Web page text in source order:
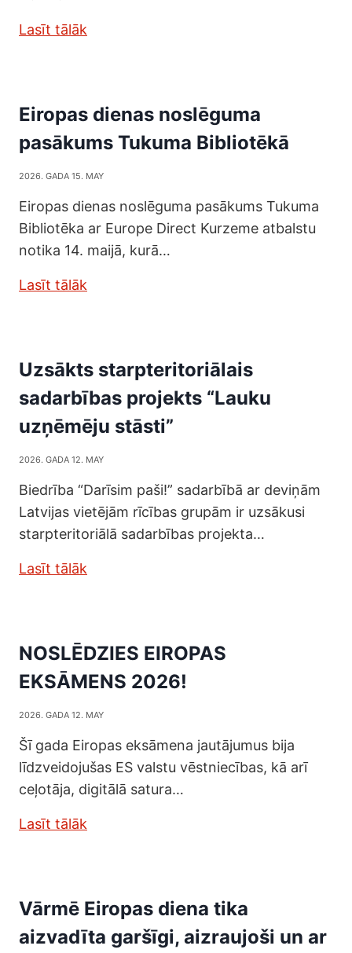
Lasīt tālāk
Eiropas dienas noslēguma
pasākums Tukuma Bibliotēkā
2026. GADA 15. MAY
Eiropas dienas noslēguma pasākums Tukuma
Bibliotēka ar Europe Direct Kurzeme atbalstu
notika 14. maijā, kurā…
Lasīt tālāk
Uzsākts starpteritoriālais
sadarbības projekts “Lauku
uzņēmēju stāsti”
2026. GADA 12. MAY
Biedrība “Darīsim paši!” sadarbībā ar deviņām
Latvijas vietējām rīcības grupām ir uzsākusi
starpteritoriālā sadarbības projekta…
Lasīt tālāk
NOSLĒDZIES EIROPAS
EKSĀMENS 2026!
2026. GADA 12. MAY
Šī gada Eiropas eksāmena jautājumus bija
līdzveidojušas ES valstu vēstniecības, kā arī
ceļotāja, digitālā satura…
Lasīt tālāk
Vārmē Eiropas diena tika
aizvadīta garšīgi, aizraujoši un ar